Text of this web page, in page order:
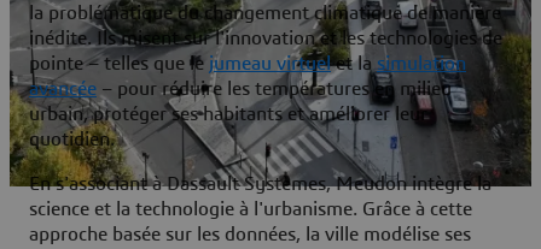
la problématique du changement climatique de manière
inédite. Ils misent sur l'innovation et les technologies de
pointe – telles que le jumeau virtuelet la simulation
avancée – pour réduire les températures en milieu
urbain, protéger ses habitants et améliorer leur
quotidien.
En s'associant à Dassault Systèmes, Meudon intègre la
science et la technologie à l'urbanisme. Grâce à cette
approche basée sur les données, la ville modélise ses